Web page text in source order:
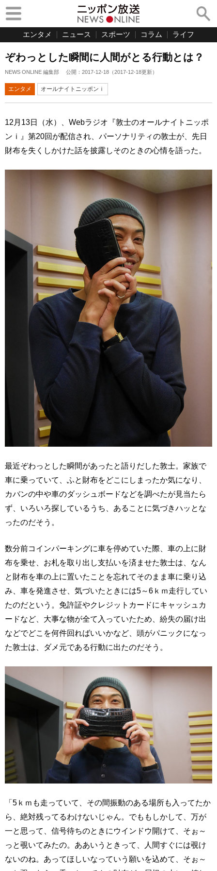
エンタメ ニュース スポーツ コラム ライフ
ぞわっとした瞬間に人間がとる行動とは？
NEWS ONLINE 編集部 公開： 2017-12-18 （2017-12-18更新）
エンタメ オールナイトニッポンｉ
12月13日（水）、Webラジオ『敦士のオールナイトニッポ
ンｉ』第20回が配信され、パーソナリティの敦士が、先日
財布を失くしかけた話を披露しそのときの心情を語った。
最近ぞわっとした瞬間があったと語りだした敦士。家族で
車に乗っていて、ふと財布をどこにしまったか気になり、
カバンの中や車のダッシュボードなどを調べたが見当たら
ず、いろいろ探しているうち、あることに気づきハッとな
ったのだそう。
数分前コインパーキングに車を停めていた際、車の上に財
布を乗せ、お札を取り出し支払いを済ませた敦士は、なん
と財布を車の上に置いたことを忘れてそのまま車に乗り込
み、車を発進させ、気づいたときには5～6ｋｍ走行してい
たのだという。免許証やクレジットカードにキャッシュカ
ードなど、大事な物が全て入っていたため、紛失の届け出
などでどこを何件回ればいいかなど、頭がパニックになっ
た敦士は、ダメ元である行動に出たのだそう。
「5ｋｍも走っていて、その間振動のある場所も入ってたか
ら、絶対残ってるわけないじゃん。でももしかして、万が
一と思って、信号待ちのときにウインドウ開けて、そぉ～
っと覗いてみたの。ああいうときって、人間すぐには覗け
ないのね。あってほしいなっていう願いを込めて、そぉ～